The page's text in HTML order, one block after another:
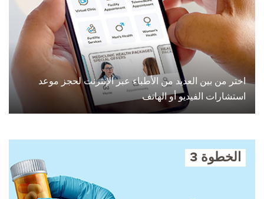
اختر من بين العديد من الأطباء عبر الإنترنت لحجز موعد
استشارات الفيديو أو الهاتف
الخطوة 3